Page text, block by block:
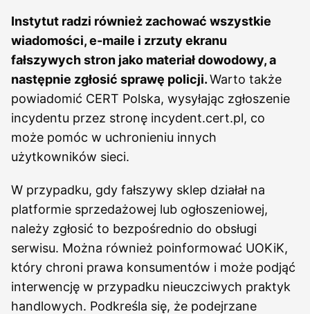
Instytut radzi również zachować wszystkie
wiadomości, e-maile i zrzuty ekranu
fałszywych stron jako materiał dowodowy, a
następnie zgłosić sprawę policji.Warto także
powiadomić CERT Polska, wysyłając zgłoszenie
incydentu przez stronę incydent.cert.pl, co
może pomóc w uchronieniu innych
użytkowników sieci.
W przypadku, gdy fałszywy sklep działał na
platformie sprzedażowej lub ogłoszeniowej,
należy zgłosić to bezpośrednio do obsługi
serwisu. Można również poinformować UOKiK,
który chroni prawa konsumentów i może podjąć
interwencję w przypadku nieuczciwych praktyk
handlowych. Podkreśla się, że podejrzane